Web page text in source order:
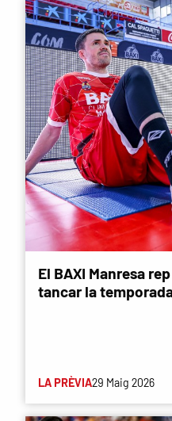
El BAXI Manresa
tancar la
LA PRÈVIA29 Maig 2026